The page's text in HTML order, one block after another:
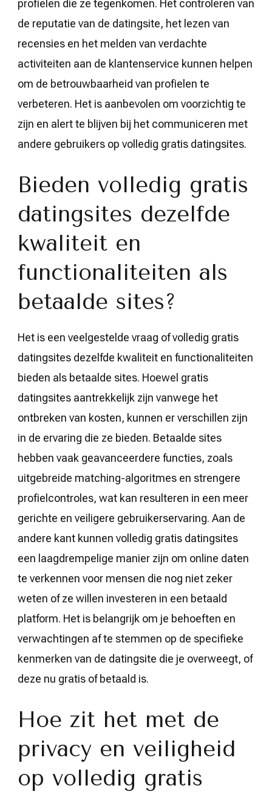
profielen die ze tegenkomen. Het controleren van
de reputatie van de datingsite, het lezen van
recensies en het melden van verdachte
activiteiten aan de klantenservice kunnen helpen
om de betrouwbaarheid van profielen te
verbeteren. Het is aanbevolen om voorzichtig te
zijn en alert te blijven bij het communiceren met
andere gebruikers op volledig gratis datingsites.
Bieden volledig gratis
datingsites dezelfde
kwaliteit en
functionaliteiten als
betaalde sites?
Het is een veelgestelde vraag of volledig gratis
datingsites dezelfde kwaliteit en functionaliteiten
bieden als betaalde sites. Hoewel gratis
datingsites aantrekkelijk zijn vanwege het
ontbreken van kosten, kunnen er verschillen zijn
in de ervaring die ze bieden. Betaalde sites
hebben vaak geavanceerdere functies, zoals
uitgebreide matching-algoritmes en strengere
profielcontroles, wat kan resulteren in een meer
gerichte en veiligere gebruikerservaring. Aan de
andere kant kunnen volledig gratis datingsites
een laagdrempelige manier zijn om online daten
te verkennen voor mensen die nog niet zeker
weten of ze willen investeren in een betaald
platform. Het is belangrijk om je behoeften en
verwachtingen af te stemmen op de specifieke
kenmerken van de datingsite die je overweegt, of
deze nu gratis of betaald is.
Hoe zit het met de
privacy en veiligheid
op volledig gratis